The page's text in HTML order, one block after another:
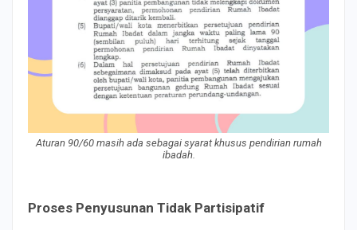
Aturan 90/60 masih ada sebagai syarat khusus pendirian rumah
ibadah.
Proses Penyusunan Tidak Partisipatif